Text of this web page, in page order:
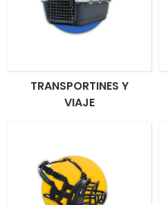
TRANSPORTINES Y
VIAJE